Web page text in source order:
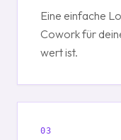
Eine einfache
Cowork für
wert ist.
03